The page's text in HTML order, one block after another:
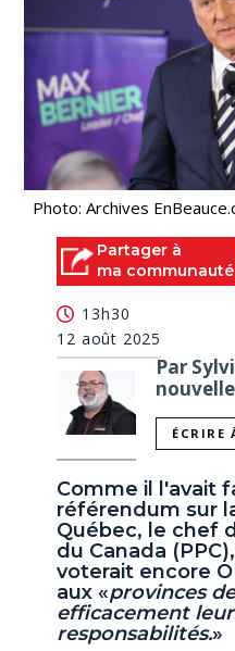
Photo: Archives
Partager à
ma communauté
13h30
12 août 2025
Par
ÉCRIRE
Comme il l'avait
référendum sur
Québec, le chef
du Canada
voterait encore
aux «provinces
efficacement
responsabilités.»